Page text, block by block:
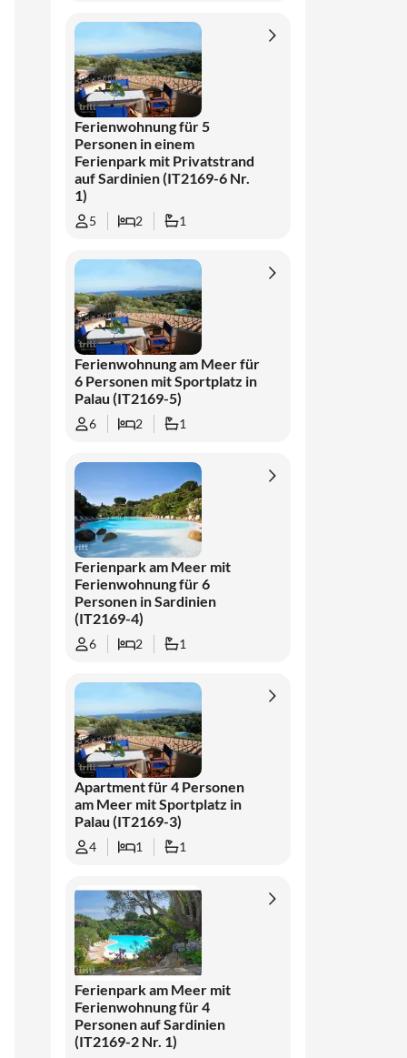
Ferienwohnung für 5
Personen in einem
Ferienpark mit Privatstrand
auf Sardinien (IT2169-6 Nr.
1)
5 2 1
Ferienwohnung am Meer für
6 Personen mit Sportplatz in
Palau (IT2169-5)
6 2 1
Ferienpark am Meer mit
Ferienwohnung für 6
Personen in Sardinien
(IT2169-4)
6 2 1
Apartment für 4 Personen
am Meer mit Sportplatz in
Palau (IT2169-3)
4 1 1
Ferienpark am Meer mit
Ferienwohnung für 4
Personen auf Sardinien
(IT2169-2 Nr. 1)